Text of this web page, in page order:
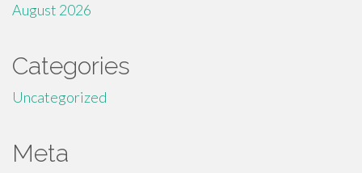
August 2026
Categories
Uncategorized
Meta